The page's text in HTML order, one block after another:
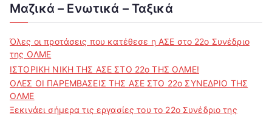
Μαζικά – Ενωτικά – Ταξικά
Όλες οι προτάσεις που κατέθεσε η ΑΣΕ στο 22ο Συνέδριο
της ΟΛΜΕ
ΙΣΤΟΡΙΚΗ ΝΙΚΗ ΤΗΣ ΑΣΕ ΣΤΟ 22ο ΤΗΣ ΟΛΜΕ!
ΟΛΕΣ ΟΙ ΠΑΡΕΜΒΑΣΕΙΣ ΤΗΣ ΑΣΕ ΣΤΟ 22ο ΣΥΝΕΔΡΙΟ ΤΗΣ
ΟΛΜΕ
Ξεκινάει σήμερα τις εργασίες του το 22ο Συνέδριο της